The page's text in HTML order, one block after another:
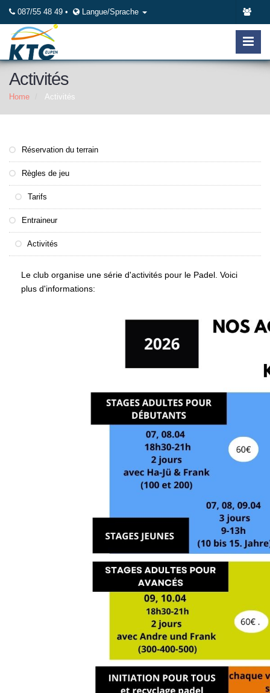
087/55 48 49 • Langue/Sprache
Activités
Home Activités
Réservation du terrain
Règles de jeu
Tarifs
Entraineur
Activités
Le club organise une série d'activités pour le Padel. Voici
plus d'informations: